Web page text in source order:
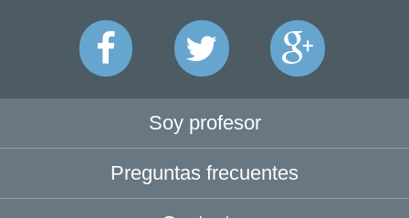
Soy profesor
Preguntas frecuentes